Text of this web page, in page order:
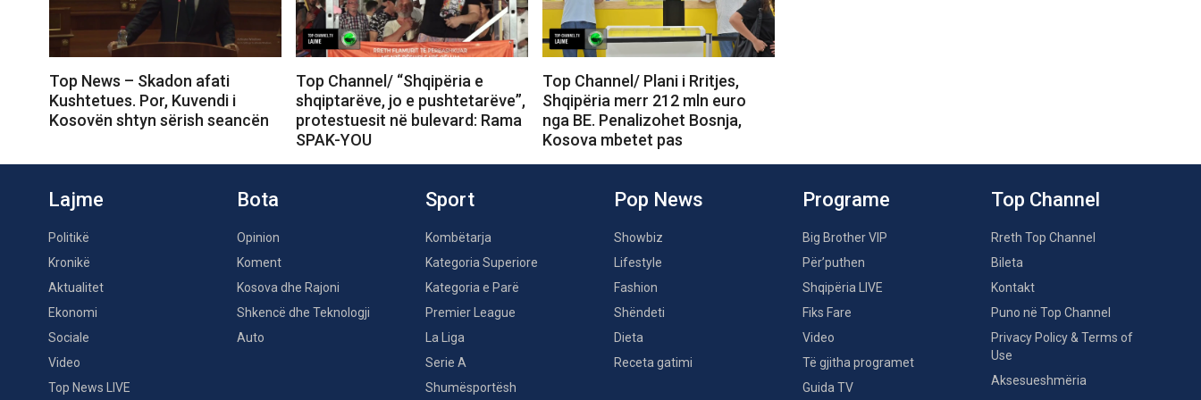
Top News – Skadon afati
Kushtetues. Por, Kuvendi i
Kosovën shtyn sërish seancën
Top Channel/ “Shqipëria e
shqiptarëve, jo e pushtetarëve”,
protestuesit në bulevard: Rama
SPAK-YOU
Top Channel/ Plani i Rritjes,
Shqipëria merr 212 mln euro
nga BE. Penalizohet Bosnja,
Kosova mbetet pas
Lajme
Politikë
Kronikë
Aktualitet
Ekonomi
Sociale
Video
Top News LIVE
Bota
Opinion
Koment
Kosova dhe Rajoni
Shkencë dhe Teknologji
Auto
Sport
Kombëtarja
Kategoria Superiore
Kategoria e Parë
Premier League
La Liga
Serie A
Shumësportësh
Pop News
Showbiz
Lifestyle
Fashion
Shëndeti
Dieta
Receta gatimi
Programe
Big Brother VIP
Për’puthen
Shqipëria LIVE
Fiks Fare
Video
Të gjitha programet
Guida TV
Top Channel
Rreth Top Channel
Bileta
Kontakt
Puno në Top Channel
Privacy Policy & Terms of
Use
Aksesueshmëria